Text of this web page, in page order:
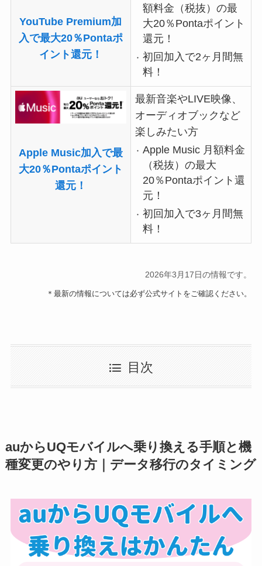
YouTube Premium加
入で最大20％Pontaポ
イント還元！
額料金（税抜）の最
大20％Pontaポイント
還元！
初回加入で2ヶ月間無
料！
Apple Music加入で最
大20％Pontaポイント
還元！
最新音楽やLIVE映像、
オーディオブックなど
楽しみたい方
Apple Music 月額料金
（税抜）の最大
20％Pontaポイント還
元！
初回加入で3ヶ月間無
料！
2026年3月17日の情報です。
＊最新の情報については必ず公式サイトをご確認ください。
目次
auからUQモバイルへ乗り換える手順と機
種変更のやり方｜データ移行のタイミング